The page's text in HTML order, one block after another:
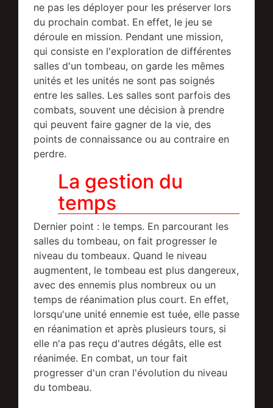
ne pas les déployer pour les préserver lors
du prochain combat. En effet, le jeu se
déroule en mission. Pendant une mission,
qui consiste en l'exploration de différentes
salles d'un tombeau, on garde les mêmes
unités et les unités ne sont pas soignés
entre les salles. Les salles sont parfois des
combats, souvent une décision à prendre
qui peuvent faire gagner de la vie, des
points de connaissance ou au contraire en
perdre.
La gestion du
temps
Dernier point : le temps. En parcourant les
salles du tombeau, on fait progresser le
niveau du tombeaux. Quand le niveau
augmentent, le tombeau est plus dangereux,
avec des ennemis plus nombreux ou un
temps de réanimation plus court. En effet,
lorsqu'une unité ennemie est tuée, elle passe
en réanimation et après plusieurs tours, si
elle n'a pas reçu d'autres dégâts, elle est
réanimée. En combat, un tour fait
progresser d'un cran l'évolution du niveau
du tombeau.